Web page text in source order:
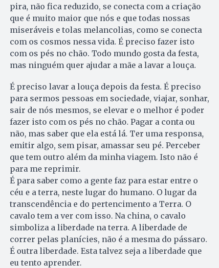
pira, não fica reduzido, se conecta com a criação
que é muito maior que nós e que todas nossas
miseráveis e tolas melancolias, como se conecta
com os cosmos nessa vida. É preciso fazer isto
com os pés no chão. Todo mundo gosta da festa,
mas ninguém quer ajudar a mãe a lavar a louça.
É preciso lavar a louça depois da festa. É preciso
para sermos pessoas em sociedade, viajar, sonhar,
sair de nós mesmos, se elevar e o melhor é poder
fazer isto com os pés no chão. Pagar a conta ou
não, mas saber que ela está lá. Ter uma responsa,
emitir algo, sem pisar, amassar seu pé. Perceber
que tem outro além da minha viagem. Isto não é
para me reprimir.
É para saber como a gente faz para estar entre o
céu e a terra, neste lugar do humano. O lugar da
transcendência e do pertencimento a Terra. O
cavalo tem a ver com isso. Na china, o cavalo
simboliza a liberdade na terra. A liberdade de
correr pelas planícies, não é a mesma do pássaro.
É outra liberdade. Esta talvez seja a liberdade que
eu tento aprender.